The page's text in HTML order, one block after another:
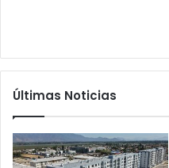
Últimas Noticias